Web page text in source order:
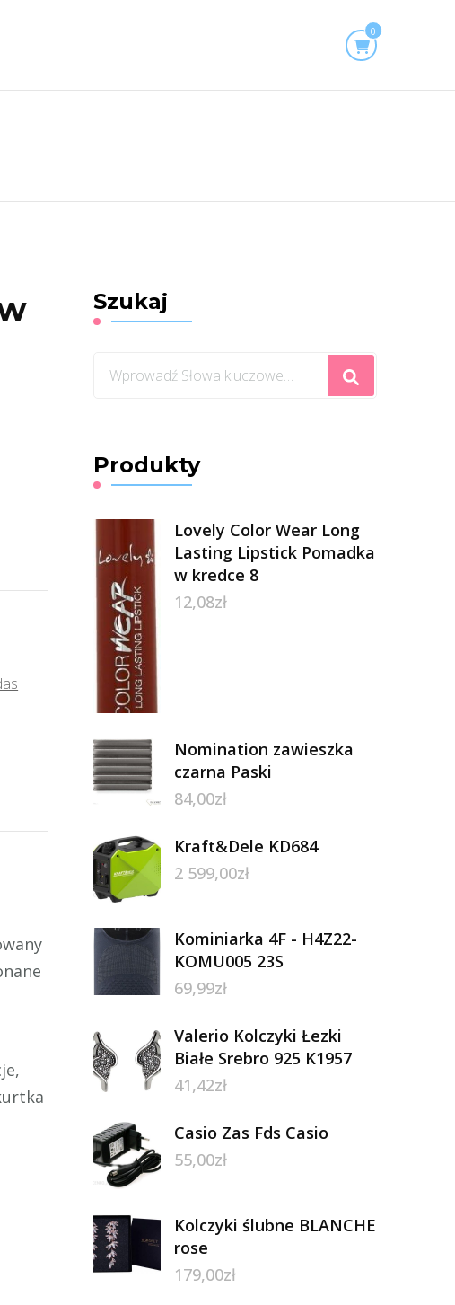
0
Szukaj
Szukasz
Produkty
Lovely Color Wear Long
Lasting Lipstick Pomadka
w kredce 8
12,08zł
Nomination zawieszka
czarna Paski
84,00zł
Kraft&Dele KD684
2 599,00zł
Kominiarka 4F - H4Z22-
KOMU005 23S
69,99zł
Valerio Kolczyki Łezki
Białe Srebro 925 K1957
41,42zł
Casio Zas Fds Casio
55,00zł
Kolczyki ślubne BLANCHE
rose
179,00zł